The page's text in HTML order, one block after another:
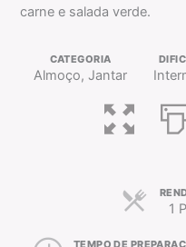
carne e salada verde.
CATEGORIA
Almoço, Jantar
1